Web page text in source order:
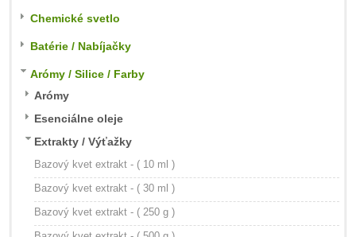
Chemické svetlo
Batérie / Nabíjačky
Arómy / Silice / Farby
Arómy
Esenciálne oleje
Extrakty / Výťažky
Bazový kvet extrakt - ( 10 ml )
Bazový kvet extrakt - ( 30 ml )
Bazový kvet extrakt - ( 250 g )